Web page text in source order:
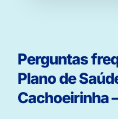
Perguntas
Plano de
Cachoeirinha